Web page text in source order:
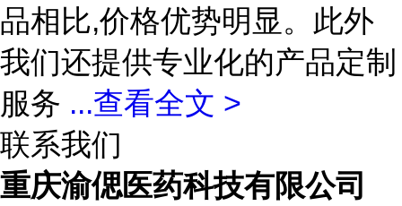
品相比,价格优势明显。此外
我们还提供专业化的产品定制
服务 ...查看全文 >
联系我们
重庆渝偲医药科技有限公司